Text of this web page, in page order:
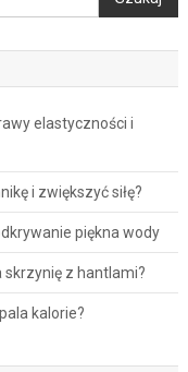
elastyczności i
i zwiększyć siłę?
piękna wody
skrzynię z hantlami?
kalorie?